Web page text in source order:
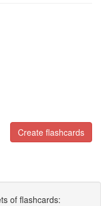
Create flashcards
of flashcards: